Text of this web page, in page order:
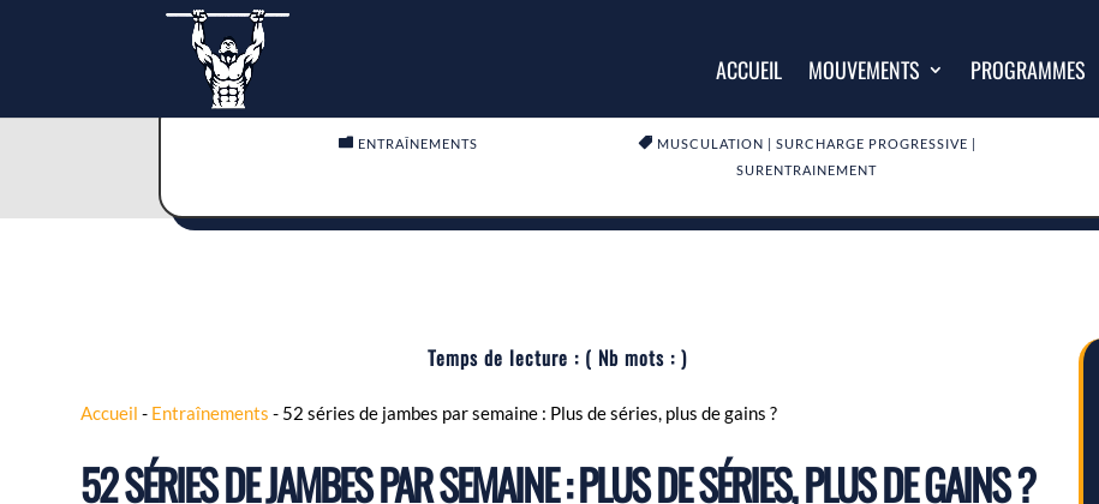
ACCUEIL MOUVEMENTS PROGRAMMES
 ENTRAÎNEMENTS  MUSCULATION | SURCHARGE PROGRESSIVE |
SURENTRAINEMENT
Temps de lecture : ( Nb mots :)
Accueil - Entraînements - 52 séries de jambes par semaine : Plus de séries, plus de gains ?
52 SÉRIES DE JAMBES PAR SEMAINE : PLUS DE SÉRIES, PLUS DE GAINS ?